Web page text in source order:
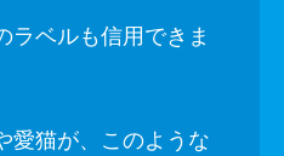
ラベルも信用できま
愛猫が、このような